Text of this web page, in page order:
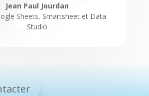
Jean Paul Jourdan
Sheets, Smartsheet et Data
Studio